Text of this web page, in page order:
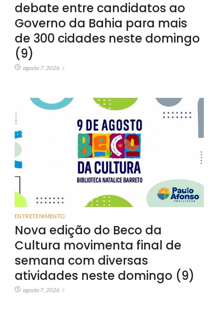
debate entre candidatos ao
Governo da Bahia para mais
de 300 cidades neste domingo
(9)
agosto 7, 2026 /
ENTRETENIMENTO
Nova edição do Beco da
Cultura movimenta final de
semana com diversas
atividades neste domingo (9)
agosto 7, 2026 /